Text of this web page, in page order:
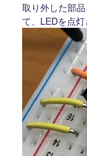
取り外した部
て、LEDを点灯